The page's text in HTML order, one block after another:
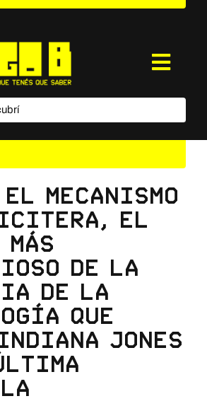
el mecanismo
el
de la
de la
que
Jones